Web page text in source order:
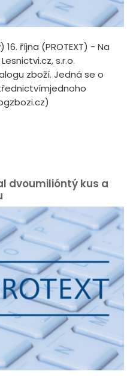
16. října (PROTEXT) - Na
s.r.o.
zboží. Jedná se o
dvoumilióntý kus a